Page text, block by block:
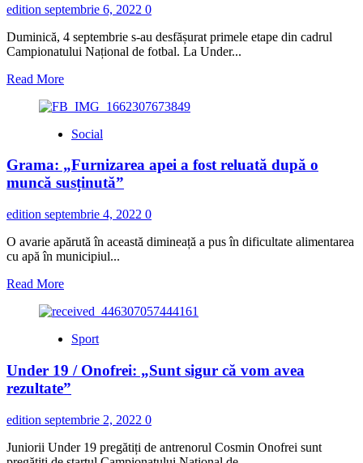
conducere
OFSD
Călărași
edition septembrie 6, 2022 0
Duminică, 4 septembrie s-au desfășurat primele etape din cadrul
Campionatului Național de fotbal. La Under...
Read MoreRead
about
Rezultate
și
clasamente
Social
Grama: „Furnizarea apei a fost reluată după o
muncă susținută”
edition septembrie 4, 2022 0
O avarie apărută în această dimineață a pus în dificultate alimentarea
cu apă în municipiul...
Read MoreRead
about
„Furnizarea
a
fost
reluată
după
o
muncă
susținută”
Sport
Under 19 / Onofrei: „Sunt sigur că vom avea
rezultate”
edition septembrie 2, 2022 0
Juniorii Under 19 pregătiți de antrenorul Cosmin Onofrei sunt